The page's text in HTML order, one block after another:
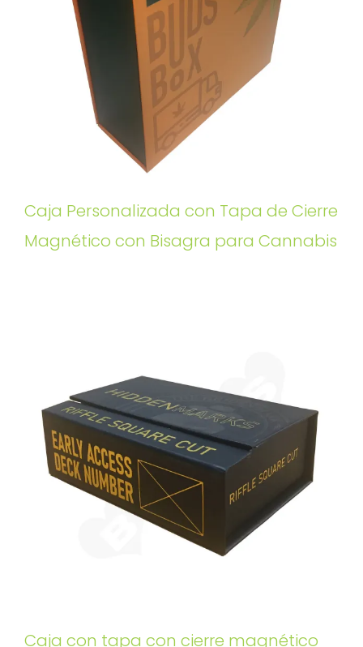
Caja Personalizada con Tapa de Cierre
Magnético con Bisagra para Cannabis
Caja con tapa con cierre magnético